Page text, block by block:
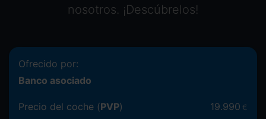
nosotros. ¡Descúbrelos!
Ofrecido por:
Banco asociado
Precio del coche (PVP) 19.990 €